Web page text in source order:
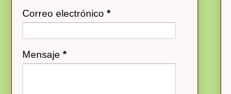
Correo electrónico *
Mensaje *